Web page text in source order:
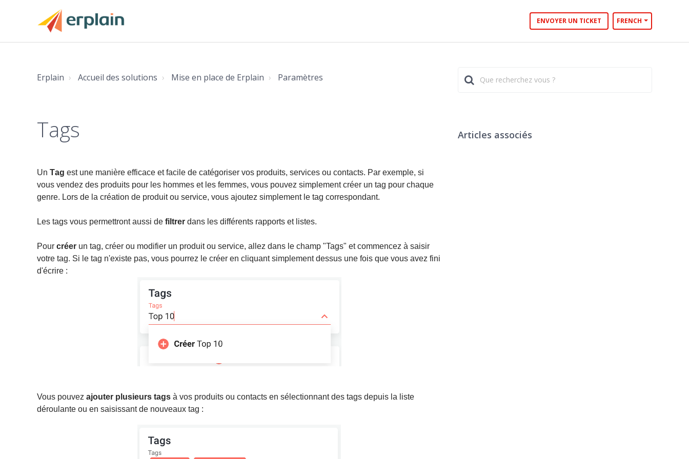
ENVOYER UN TICKET FRENCH
Erplain Accueil des solutions Mise en place de Erplain Paramètres
Tags
Un Tag est une manière efficace et facile de catégoriser vos produits, services ou contacts. Par exemple, si
vous vendez des produits pour les hommes et les femmes, vous pouvez simplement créer un tag pour chaque
genre. Lors de la création de produit ou service, vous ajoutez simplement le tag correspondant.
Les tags vous permettront aussi de filtrer dans les différents rapports et listes.
Pour créer un tag, créer ou modifier un produit ou service, allez dans le champ "Tags" et commencez à saisir
votre tag. Si le tag n'existe pas, vous pourrez le créer en cliquant simplement dessus une fois que vous avez fini
d'écrire :
Vous pouvez ajouter plusieurs tags à vos produits ou contacts en sélectionnant des tags depuis la liste
déroulante ou en saisissant de nouveaux tag :
Articles associés